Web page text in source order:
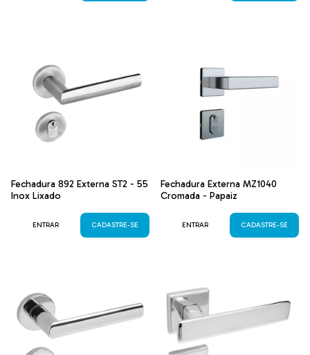
Fechadura 892 Externa ST2 - 55
Inox Lixado
ENTRAR CADASTRE-SE
Fechadura Externa MZ1040
Cromada - Papaiz
ENTRAR CADASTRE-SE